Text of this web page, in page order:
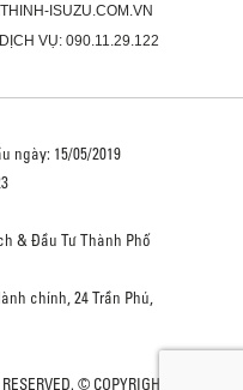
ISUZU.COM.VN
VỤ: 090.11.29.122
ngày: 15/05/2019
& Đầu Tư Thành Phố
chính, 24 Trần Phú,
© COPYRIGHT